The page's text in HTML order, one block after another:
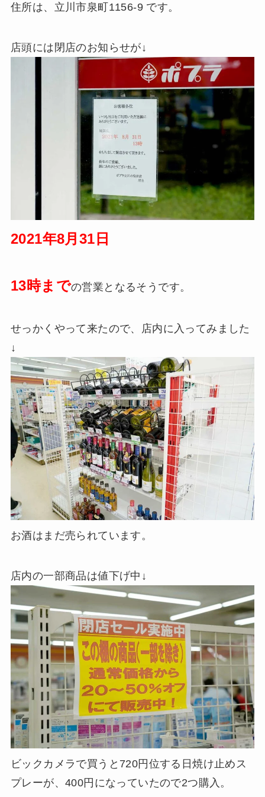
住所は、立川市泉町1156-9 です。
店頭には閉店のお知らせが↓
2021年8月31日
13時までの営業となるそうです。
せっかくやって来たので、店内に入ってみました
↓
お酒はまだ売られています。
店内の一部商品は値下げ中↓
ビックカメラで買うと720円位する日焼け止めス
プレーが、400円になっていたので2つ購入。